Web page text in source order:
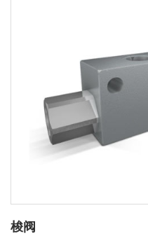
梭阀